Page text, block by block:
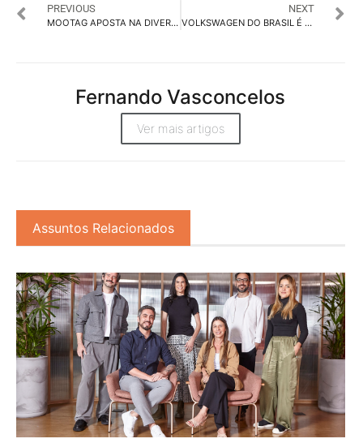
PREVIOUS
MOOTAG APOSTA NA DIVERSIDADE PARA IMPULSIONAR INOVAÇÃO E CRIATIVIDADE
NEXT
VOLKSWAGEN DO BRASIL É HEPTACAMPEA DO TOP EMPLOYER
Fernando Vasconcelos
Ver mais artigos
Assuntos Relacionados